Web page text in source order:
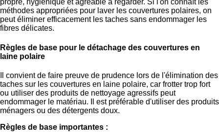
propre, hygiénique et agréable à regarder. Si l'on connaît les
méthodes appropriées pour laver les couvertures polaires, on
peut éliminer efficacement les taches sans endommager les
fibres délicates.
Règles de base pour le détachage des couvertures en
laine polaire
Il convient de faire preuve de prudence lors de l'élimination des
taches sur les couvertures en laine polaire, car frotter trop fort
ou utiliser des produits de nettoyage agressifs peut
endommager le matériau. Il est préférable d'utiliser des produits
ménagers ou des détergents doux.
Règles de base importantes :